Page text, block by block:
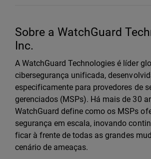
Sobre a WatchGuard
Inc.
A WatchGuard Technologies é líder
cibersegurança unificada,
especificamente para provedores de
gerenciados (MSPs). Há mais de 30
WatchGuard define como os MSPs
segurança em escala, inovando
ficar à frente de todas as grandes
cenário de ameaças.